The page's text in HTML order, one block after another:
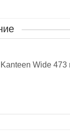
Wide